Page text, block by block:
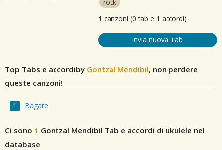
rock
1 canzoni (0 tab e 1 accordi)
Invia nuova Tab
Top Tabs e accordiby Gontzal Mendibil, non perdere
queste canzoni!
Bagare
Ci sono 1 Gontzal Mendibil Tab e accordi di ukulele nel
database